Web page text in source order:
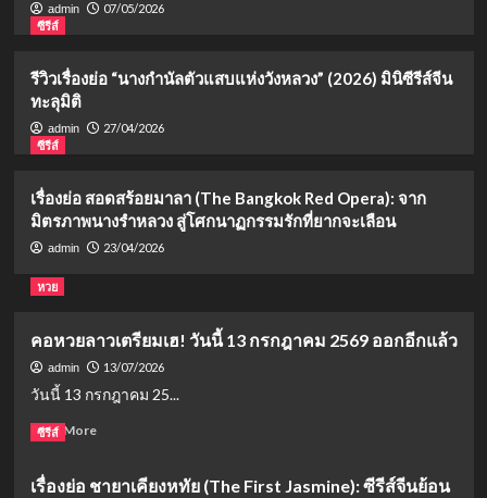
“ไป๋ลู่ – เฉิงเหล่ย” ลงจอ WeTV 9 มิ.ย. นี้!
ผู้ผดุงความยุติธรรมบน Disney+
admin
07/05/2026
ซีรีส์
รีวิวเรื่องย่อ “นางกำนัลตัวแสบแห่งวังหลวง” (2026) มินิซีรีส์จีน
ทะลุมิติ
admin
27/04/2026
ซีรีส์
เรื่องย่อ สอดสร้อยมาลา (The Bangkok Red Opera): จาก
มิตรภาพนางรำหลวง สู่โศกนาฏกรรมรักที่ยากจะเลือน
admin 23/04/2026
หวย
คอหวยลาวเตรียมเฮ! วันนี้ 13 กรกฎาคม 2569 ออกอีกแล้ว
admin 13/07/2026
วันนี้ 13 กรกฎาคม 25...
Read MoreRead
คอ
ซีรีส์
เรื่องย่อ ชายาเคียงหทัย (The First Jasmine): ซีรีส์จีนย้อน